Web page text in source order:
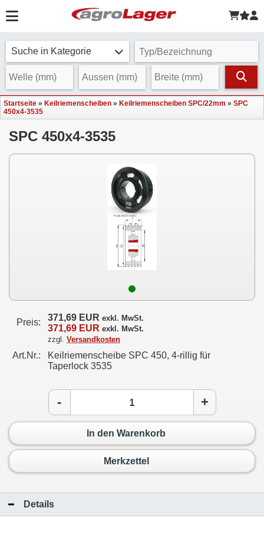
Suche in Kategorie
Startseite » Keilriemenscheiben » Keilriemenscheiben SPC/22mm » SPC
450x4-3535
SPC 450x4-3535
Preis: 371,69 EUR exkl. MwSt.
371,69 EUR exkl. MwSt.
zzgl. Versandkosten
Art.Nr.:
Keilriemenscheibe SPC 450, 4-rillig für
Taperlock 3535
- +
In den Warenkorb
Merkzettel
Details